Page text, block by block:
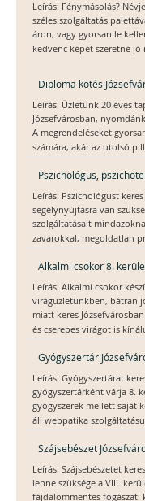
Leírás: Fénymásolás?
széles szolgáltatás
áron, vagy gyorsan le
kedvenc képét szeretné
Diploma kötés
Leírás: Üzletünk 20 éves
Józsefvárosban,
A megrendeléseket
számára, akár az utolsó
Pszichológus,
Leírás: Pszichológust
segélynyújtásra van
szolgáltatásait
zavarokkal, megoldatlan
Alkalmi csokor 8.
Leírás: Alkalmi csokor
virágüzletünkben, bátran
miatt keres
és cserepes virágot is
Gyógyszertár
Leírás: Gyógyszertárat
gyógyszertárként várja 8.
gyógyszerek mellett saját
áll webpatika
Szájsebészet
Leírás: Szájsebészetet
lenne szüksége a VIII.
fájdalommentes fogászati